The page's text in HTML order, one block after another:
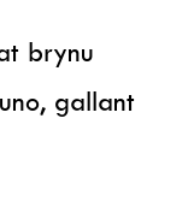
brynu
gallant